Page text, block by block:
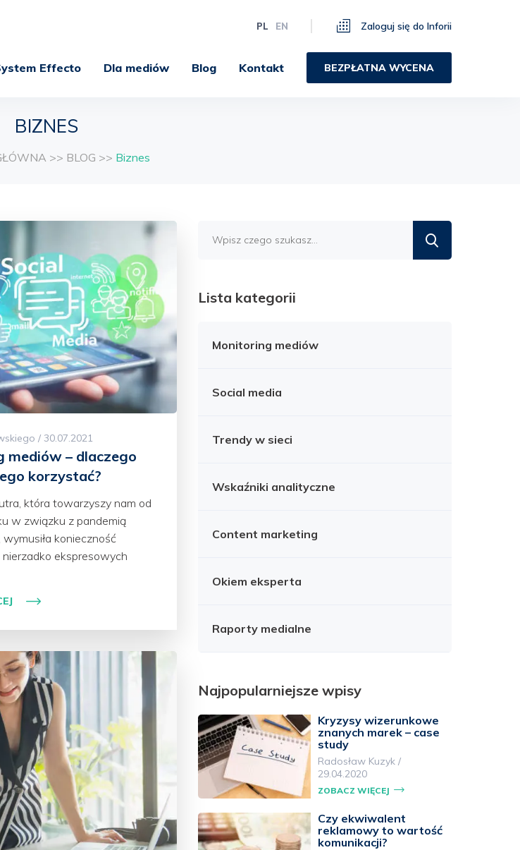
PL EN Zaloguj się do Inforii
Effecto Dla mediów Blog Kontakt BEZPŁATNA WYCENA
BIZNES
>> BLOG >> Biznes
/ 30.07.2021
mediów – dlaczego
korzystać?
która towarzyszy nam od
w związku z pandemią
konieczność
ekspresowych
Lista kategorii
Monitoring mediów
Social media
Trendy w sieci
Wskaźniki analityczne
Content marketing
Okiem eksperta
Raporty medialne
Najpopularniejsze wpisy
Kryzysy wizerunkowe
znanych marek – case
study
Radosław Kuzyk /
29.04.2020
ZOBACZ WIĘCEJ
Czy ekwiwalent
reklamowy to wartość
komunikacji?